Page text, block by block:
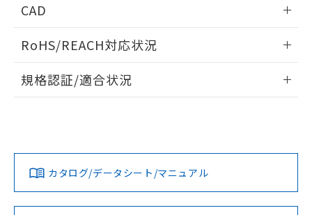
CAD
ドすることができます。
ログイン/会員登録
ダウンロードデータをご利用いただく前に、以下を必ずお読
みください。
ソフトウェアの使用条件
RoHS/REACH対応状況
EU RoHS 注意事項・凡例
対応済み
規格認証/適合状況
カタログ/データシート/マニュアル
欄に対応日を記載しておりました。
既に当社にて対応品への在庫切替を完了
していることから、特段のことがない限
り、2022年1月12日より割愛しておりま
す。